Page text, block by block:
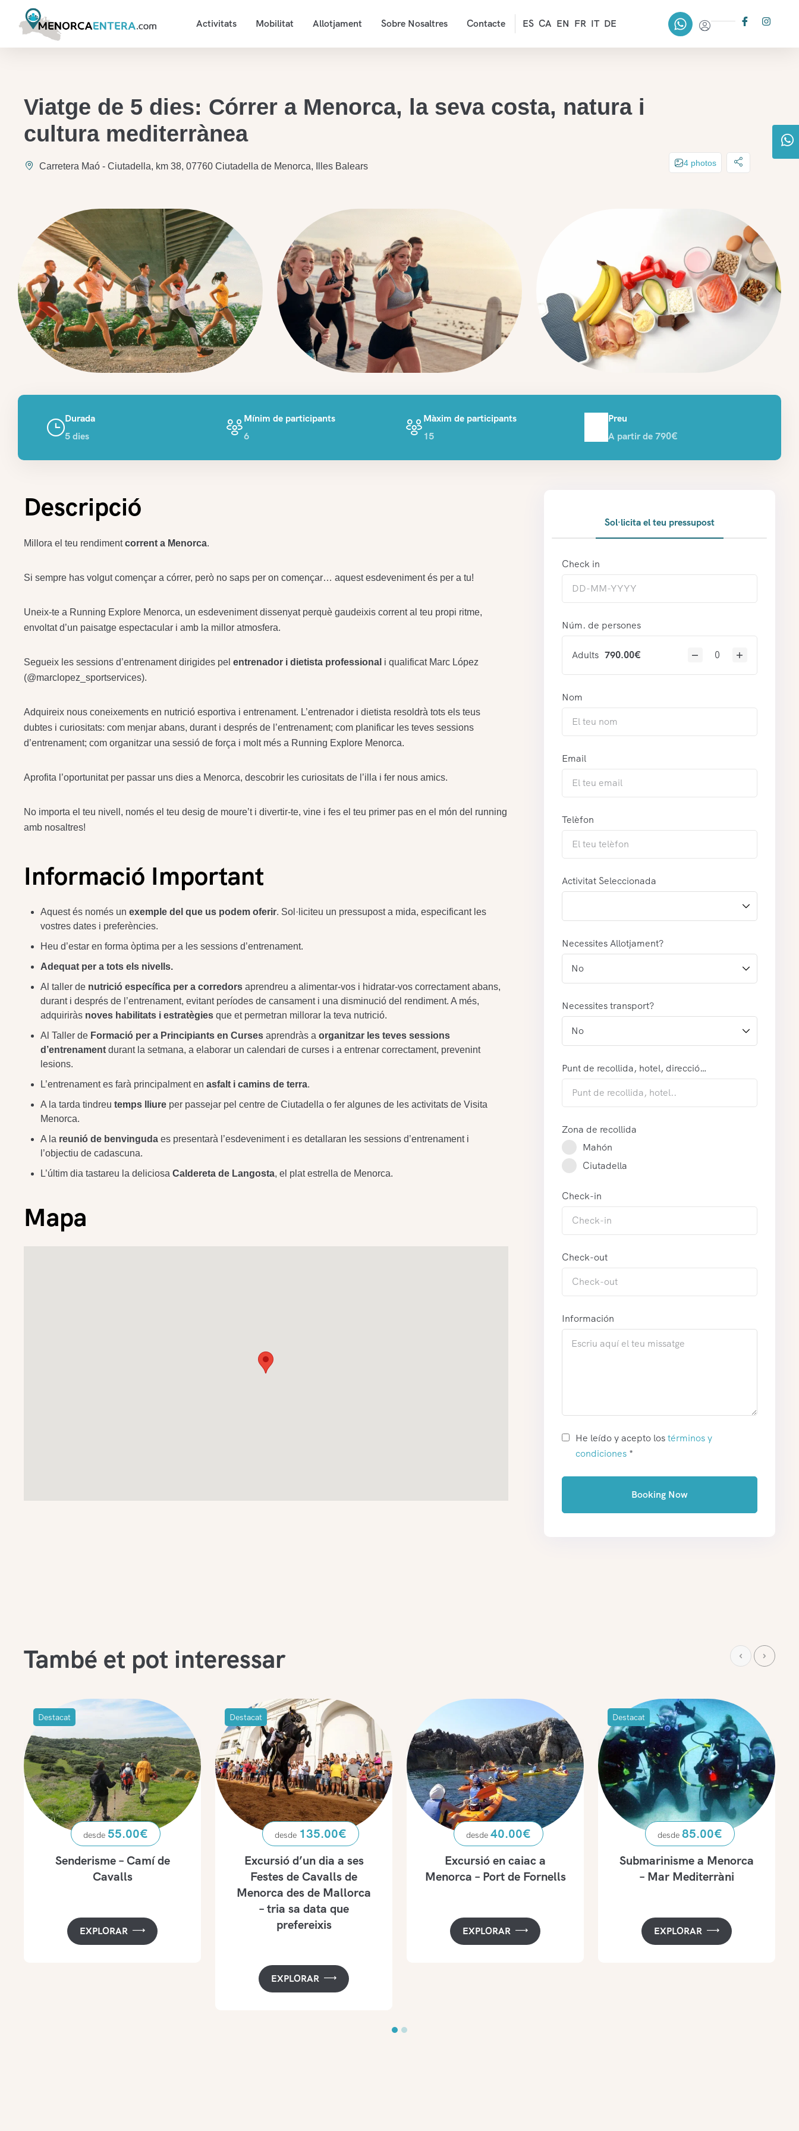
Activitats Mobilitat Allotjament Sobre Nosaltres Contacte ES CA EN FR IT DE
Viatge de 5 dies: Córrer a Menorca, la seva costa, natura i
cultura mediterrànea
Carretera Maó - Ciutadella, km 38, 07760 Ciutadella de Menorca, Illes Balears 4 photos
Durada
5 dies
Mínim de participants
6
Màxim de participants
15
Preu
A partir de 790€
Descripció
Millora el teu rendimentcorrent a Menorca.
Si sempre has volgut començar a córrer, però no saps per on començar… aquest esdeveniment és per a tu!
Uneix-te a Running Explore Menorca, un esdeveniment dissenyat perquè gaudeixis corrent al teu propi ritme,
envoltat d’un paisatge espectacular i amb la millor atmosfera.
Segueix les sessions d’entrenament dirigides pel entrenador i dietista professional i qualificat Marc López
(@marclopez_sportservices).
Adquireix nous coneixements en nutrició esportiva i entrenament. L’entrenador i dietista resoldrà tots els teus
dubtes i curiositats: com menjar abans, durant i després de l’entrenament; com planificar les teves sessions
d’entrenament; com organitzar una sessió de força i molt més a Running Explore Menorca.
Aprofita l’oportunitat per passar uns dies a Menorca, descobrir les curiositats de l’illa i fer nous amics.
No importa el teu nivell, només el teu desig de moure’t i divertir-te, vine i fes el teu primer pas en el món del running
amb nosaltres!
Informació Important
Aquest és només un exemple del que us podem oferir. Sol·liciteu un pressupost a mida, especificant les
vostres dates i preferències.
Heu d’estar en forma òptima per a les sessions d’entrenament.
Adequat per a tots els nivells.
Al taller de nutrició específica per a corredors aprendreu a alimentar-vos i hidratar-vos correctament abans,
durant i després de l’entrenament, evitant períodes de cansament i una disminució del rendiment. A més,
adquiriràs noves habilitats i estratègies que et permetran millorar la teva nutrició.
Al Taller de Formació per a Principiants en Curses aprendràs a organitzar les teves sessions
d’entrenament durant la setmana, a elaborar un calendari de curses i a entrenar correctament, prevenint
lesions.
L’entrenament es farà principalment en asfalt i camins de terra.
A la tarda tindreu temps lliure per passejar pel centre de Ciutadella o fer algunes de les activitats de Visita
Menorca.
A la reunió de benvinguda es presentarà l’esdeveniment i es detallaran les sessions d’entrenament i
l’objectiu de cadascuna.
L’últim dia tastareu la deliciosa Caldereta de Langosta, el plat estrella de Menorca.
Mapa
Sol·licita el teu pressupost
Check in
Núm. de persones
Adults 790.00€
Nom
Email
Telèfon
Activitat Seleccionada
Necessites Allotjament?
Necessites transport?
Punt de recollida, hotel, direcció…
Zona de recollida
Mahón
Ciutadella
Check-in
Check-out
Información
He leído y acepto lostérminos y
condiciones *
Booking Now
També et pot interessar
Destacat
Senderisme – Camí de
Cavalls
55.00€
EXPLORAR
Destacat
Excursió d’un dia a ses
Festes de Cavalls de
Menorca des de Mallorca
– tria sa data que
prefereixis
135.00€
EXPLORAR
Excursió en caiac a
Menorca – Port de Fornells
40.00€
EXPLORAR
Destacat
Submarinisme a Menorca
– Mar Mediterràni
85.00€
EXPLORAR